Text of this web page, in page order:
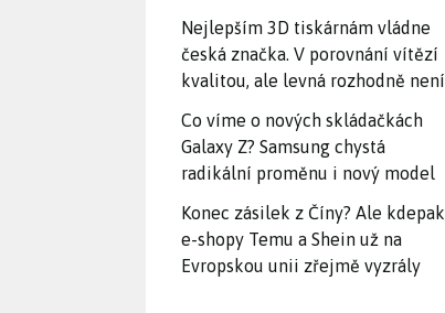
Nejlepším 3D tiskárnám vládne
česká značka. V porovnání vítězí
kvalitou, ale levná rozhodně není
Co víme o nových skládačkách
Galaxy Z? Samsung chystá
radikální proměnu i nový model
Konec zásilek z Číny? Ale kdepak,
e-shopy Temu a Shein už na
Evropskou unii zřejmě vyzrály